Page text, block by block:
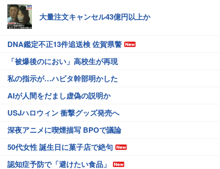
大量注文キャンセル43億円以上か
DNA鑑定不正13件追送検 佐賀県警
「被爆後のにおい」高校生が再現
私の指示が…ハビタ幹部明かした
AIが人間をだまし虚偽の説明か
USJハロウィン 衝撃グッズ発売へ
深夜アニメに喫煙描写 BPOで議論
50代女性 誕生日に菓子店で絶句
認知症予防で「避けたい食品」